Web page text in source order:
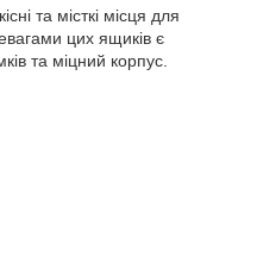
та місткі місця для
цих ящиків є
та міцний корпус.